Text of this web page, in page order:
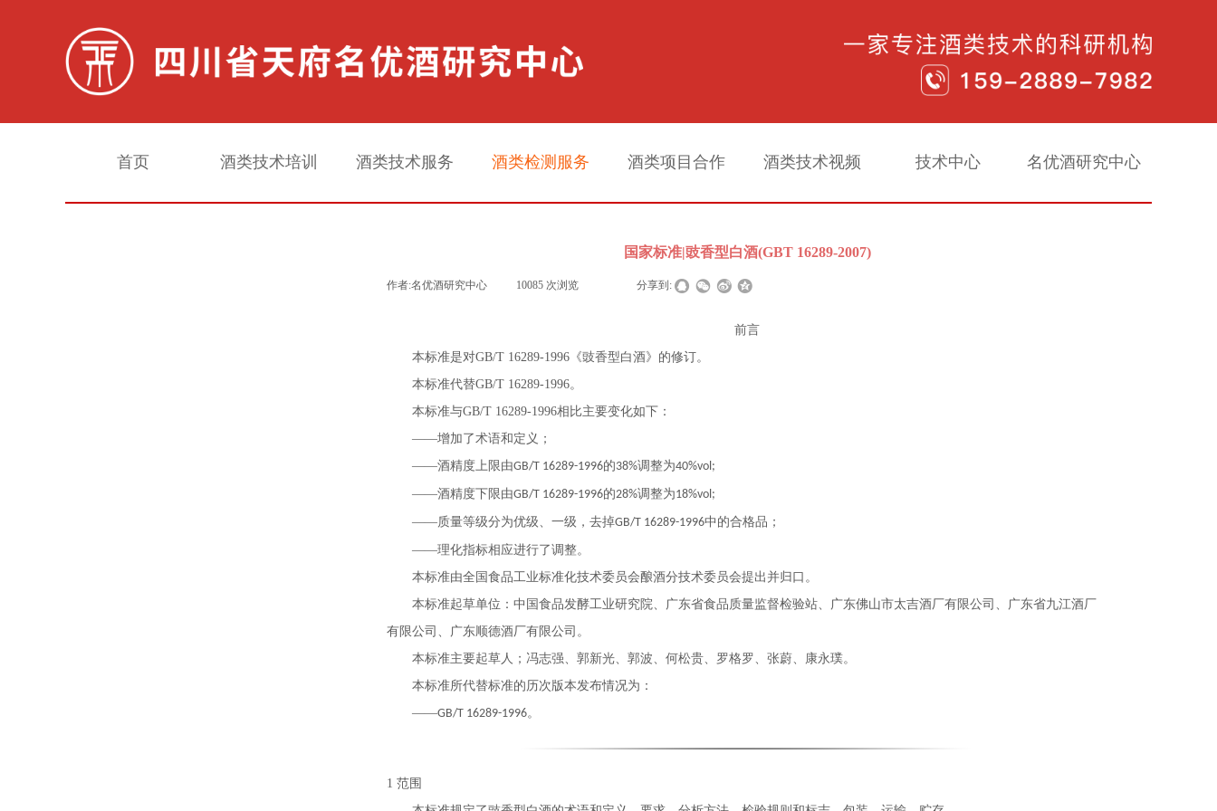
首页 酒类技术培训 酒类技术服务 酒类检测服务 酒类项目合作 酒类技术视频 技术中心 名优酒研究中心
国家标准|豉香型白酒(GBT 16289-2007)
作者:名优酒研究中心 10085 次浏览 分享到:
前言
本标准是对GB/T 16289-1996 《豉香型白酒》的修订。
本标准代替GB/T 16289-1996。
本标准与GB/T 16289-1996相比主要变化如下：
——增加了术语和定义；
——酒精度上限由GB/T 16289-1996的38%调整为40%vol;
——酒精度下限由GB/T 16289-1996的28%调整为18%vol;
——质量等级分为优级、一级，去掉GB/T 16289-1996中的合格品；
——理化指标相应进行了调整。
本标准由全国食品工业标准化技术委员会酿酒分技术委员会提出并归口。
本标准起草单位：中国食品发酵工业研究院、广东省食品质量监督检验站、广东佛山市太吉酒厂有限公司、广东省九江酒厂
有限公司、广东顺德酒厂有限公司。
本标准主要起草人；冯志强、郭新光、郭波、何松贵、罗格罗、张蔚、康永璞。
本标准所代替标准的历次版本发布情况为：
——GB/T 16289-1996。
1 范围